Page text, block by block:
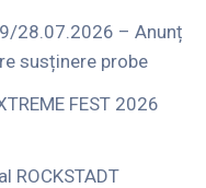
28.07.2026 – Anunț
susținere probe
FEST 2026
ROCKSTADT